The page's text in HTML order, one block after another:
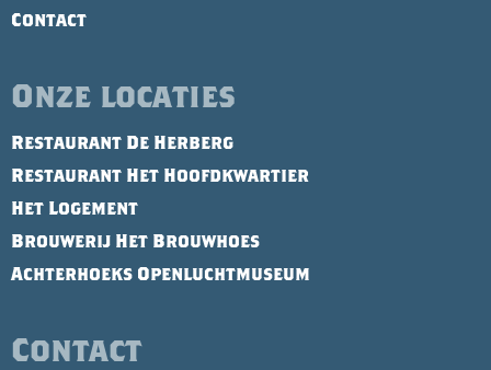
Contact
Onze locaties
Restaurant De Herberg
Restaurant Het Hoofdkwartier
Het Logement
Brouwerij Het Brouwhoes
Achterhoeks Openluchtmuseum
Contact